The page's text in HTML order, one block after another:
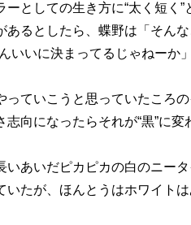
としての生き方に“太く短く”
あるとしたら、蝶野は「そん
いいに決まってるじゃねーか
ていこうと思っていたころの
志向になったらそれが“黒”に変
いあいだピカピカの白のニー
たが、ほんとうはホワイトは